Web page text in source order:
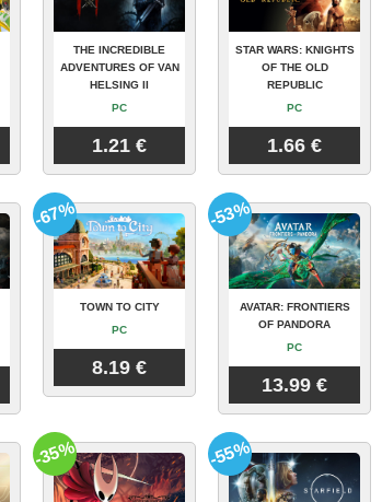
THE INCREDIBLE
ADVENTURES OF VAN
HELSING II
PC
1.21 €
STAR WARS: KNIGHTS
OF THE OLD
REPUBLIC
PC
1.66 €
TOWN TO CITY
PC
8.19 €
-67%
AVATAR: FRONTIERS
OF PANDORA
PC
13.99 €
-53%
-35% -55%